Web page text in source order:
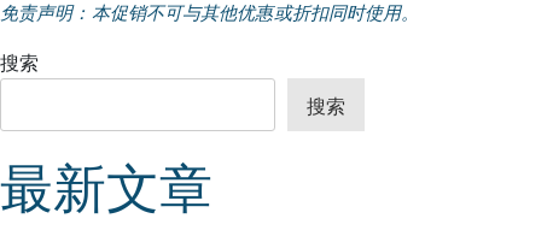
免责声明：本促销不可与其他优惠或折扣同时使用。
搜索
搜索
最新文章